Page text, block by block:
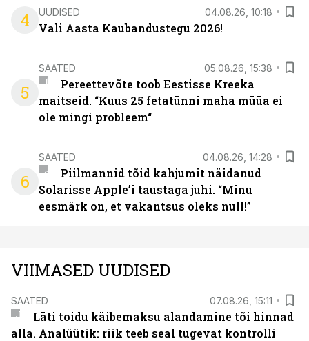
4 UUDISED 04.08.26, 10:18
Vali Aasta Kaubandustegu 2026!
5
SAATED 05.08.26, 15:38
Pereettevõte toob Eestisse Kreeka
maitseid. “Kuus 25 fetatünni maha müüa ei
ole mingi probleem“
6
SAATED 04.08.26, 14:28
Piilmannid tõid kahjumit näidanud
Solarisse Apple’i taustaga juhi. “Minu
eesmärk on, et vakantsus oleks null!”
VIIMASED UUDISED
SAATED 07.08.26, 15:11
Läti toidu käibemaksu alandamine tõi hinnad
alla. Analüütik: riik teeb seal tugevat kontrolli